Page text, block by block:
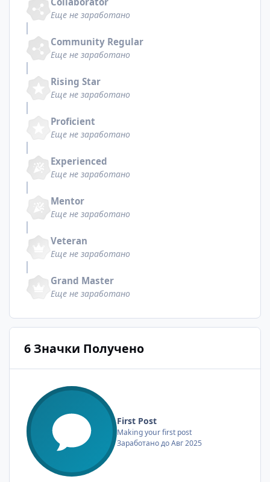
Еще не заработано
Community Regular
Еще не заработано
Rising Star
Еще не заработано
Proficient
Еще не заработано
Experienced
Еще не заработано
Mentor
Еще не заработано
Veteran
Еще не заработано
Grand Master
Еще не заработано
6 Значки Получено
First Post
Making your first post
Заработано до Авг 2025